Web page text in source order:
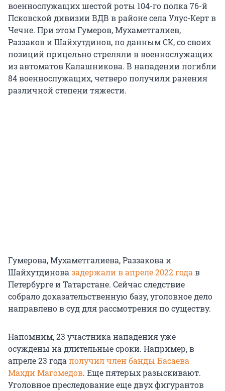
военнослужащих шестой роты 104-го полка 76-й
Псковской дивизии ВДВ в районе села Улус-Керт в
Чечне. При этом Гумеров, Мухаметгалиев,
Раззаков и Шайхутдинов, по данным СК, со своих
позиций прицельно стреляли в военнослужащих
из автоматов Калашникова. В нападении погибли
84 военнослужащих, четверо получили ранения
различной степени тяжести.
Гумерова, Мухаметгалиева, Раззакова и
Шайхутдинова задержали в апреле 2022 года в
Петербурге и Татарстане. Сейчас следствие
собрало доказательственную базу, уголовное дело
направлено в суд для рассмотрения по существу.
Напомним, 23 участника нападения уже
осуждены на длительные сроки. Например, в
апреле 23 года получил член банды Басаева
Махди Магомедов. Еще пятерых разыскивают.
Уголовное преследование еще двух фигурантов